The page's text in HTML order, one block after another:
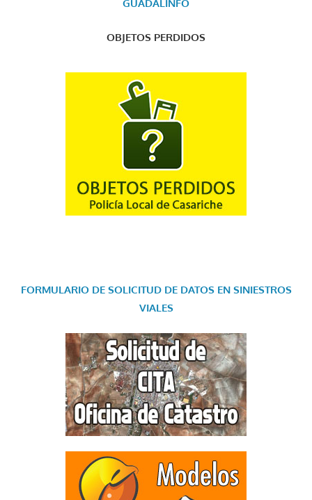
GUADALINFO
OBJETOS PERDIDOS
FORMULARIO DE SOLICITUD DE DATOS EN SINIESTROS
VIALES